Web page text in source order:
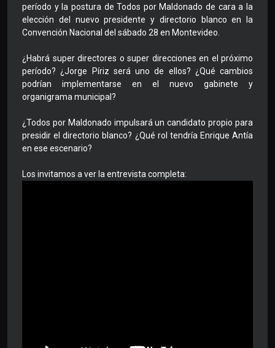
período y la postura de Todos por Maldonado de cara a la
elección del nuevo presidente y directorio blanco en la
Convención Nacional del sábado 28 en Montevideo.
¿Habrá super directores o super direcciones en el próximo
período? ¿Jorge Píriz será uno de ellos? ¿Qué cambios
podrían implementarse en el nuevo gabinete y
organigrama municipal?
¿Todos por Maldonado impulsará un candidato propio para
presidir el directorio blanco? ¿Qué rol tendría Enrique Antía
en ese escenario?
Los invitamos a ver la entrevista completa: